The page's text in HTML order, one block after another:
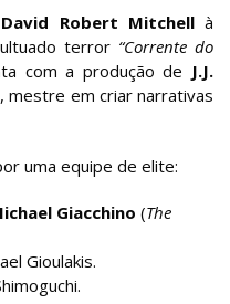
David Robert Mitchellà
terror “Corrente do
com a produção de J.J.
mestre em criar narrativas
uma equipe de elite:
Giacchino (The
Gioulakis.